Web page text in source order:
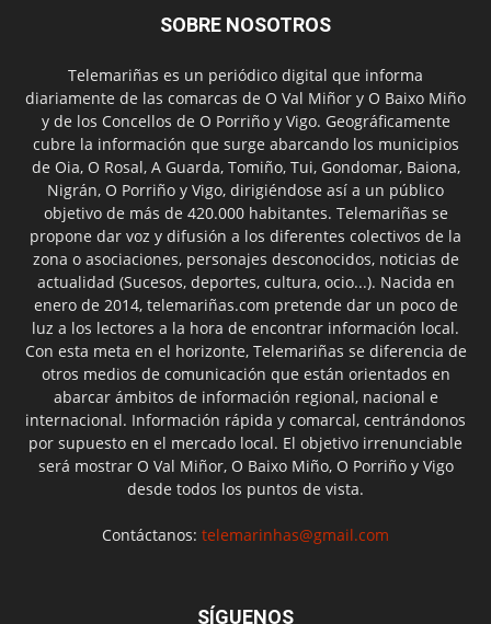
SOBRE NOSOTROS
Telemariñas es un periódico digital que informa
diariamente de las comarcas de O Val Miñor y O Baixo Miño
y de los Concellos de O Porriño y Vigo. Geográficamente
cubre la información que surge abarcando los municipios
de Oia, O Rosal, A Guarda, Tomiño, Tui, Gondomar, Baiona,
Nigrán, O Porriño y Vigo, dirigiéndose así a un público
objetivo de más de 420.000 habitantes. Telemariñas se
propone dar voz y difusión a los diferentes colectivos de la
zona o asociaciones, personajes desconocidos, noticias de
actualidad (Sucesos, deportes, cultura, ocio...). Nacida en
enero de 2014, telemariñas.com pretende dar un poco de
luz a los lectores a la hora de encontrar información local.
Con esta meta en el horizonte, Telemariñas se diferencia de
otros medios de comunicación que están orientados en
abarcar ámbitos de información regional, nacional e
internacional. Información rápida y comarcal, centrándonos
por supuesto en el mercado local. El objetivo irrenunciable
será mostrar O Val Miñor, O Baixo Miño, O Porriño y Vigo
desde todos los puntos de vista.
Contáctanos: telemarinhas@gmail.com
SÍGUENOS